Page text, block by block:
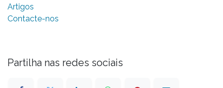
Artigos
Contacte-nos
Partilha nas redes sociais